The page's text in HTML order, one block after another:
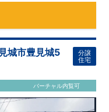
城市豊見城5
分譲
住宅
バーチャル内覧可